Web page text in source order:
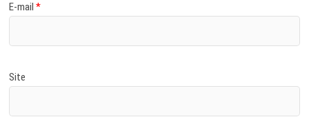
E-mail*
Site